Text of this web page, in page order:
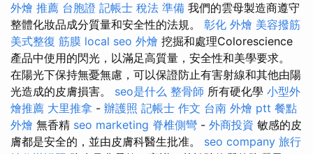
外燴 推薦 台胞證 記帳士 稅法 準備 我們的雲母製造商遵守
整體化妝品成分質量和安全性的法規。 彰化 外燴 美容撥筋
美式整復 筋膜 local seo 外燴 挖掘和處理Colorescience
產品中使用的閃光，以滿足高質量，安全性和美學要求。
在陽光下保持無憂無慮，可以保證防止有害射線和其他由陽
光造成的皮膚損害。 seo是什么 整骨師 所有硬化學 小型外
燴推薦 大里推拿 - 辦護照 記帳士 作文 台南 外燴 ptt 餐點
外燴 無香精 seo marketing 脊椎側彎 - 外商投資 敏感的皮
膚都是安全的，並由皮膚科醫生批准。 seo company 旅行